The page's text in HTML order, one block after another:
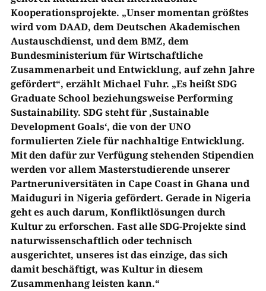
Kooperationsprojekte. „Unser momentan größtes
wird vom DAAD, dem Deutschen Akademischen
Austauschdienst, und dem BMZ, dem
Bundesministerium für Wirtschaftliche
Zusammenarbeit und Entwicklung, auf zehn Jahre
gefördert“, erzählt Michael Fuhr. „Es heißt SDG
Graduate School beziehungsweise Performing
Sustainability. SDG steht für ‚Sustainable
Development Goals‘, die von der UNO
formulierten Ziele für nachhaltige Entwicklung.
Mit den dafür zur Verfügung stehenden Stipendien
werden vor allem Masterstudierende unserer
Partneruniversitäten in Cape Coast in Ghana und
Maiduguri in Nigeria gefördert. Gerade in Nigeria
geht es auch darum, Konfliktlösungen durch
Kultur zu erforschen. Fast alle SDG-Projekte sind
naturwissenschaftlich oder technisch
ausgerichtet, unseres ist das einzige, das sich
damit beschäftigt, was Kultur in diesem
Zusammenhang leisten kann.“